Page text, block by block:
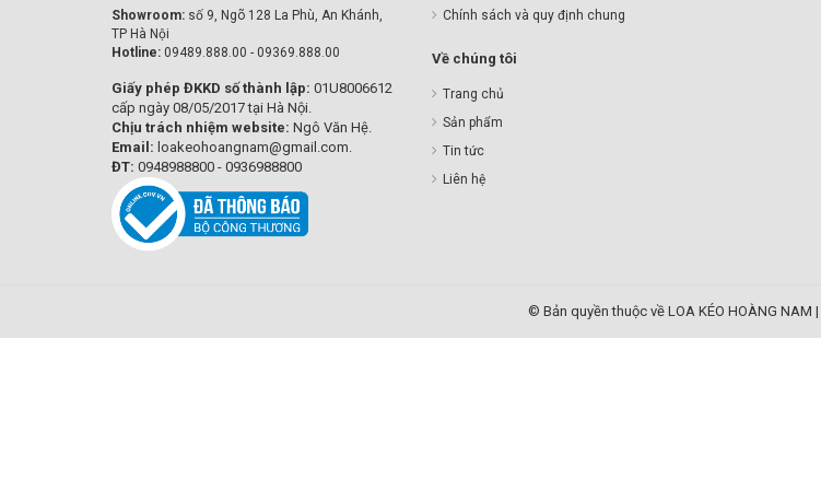
Showroom: số 9, Ngõ 128 La Phù, An Khánh,
TP Hà Nội
Hotline: 09489.888.00 - 09369.888.00
Giấy phép ĐKKD số thành lập: 01U8006612
cấp ngày 08/05/2017 tại Hà Nội.
Chịu trách nhiệm website: Ngô Văn Hệ.
Email: loakeohoangnam@gmail.com.
ĐT: 0948988800 - 0936988800
Chính sách và quy định chung
Về chúng tôi
Trang chủ
Sản phẩm
Tin tức
Liên hệ
© Bản quyền thuộc về LOA KÉO HOÀNG NAM |